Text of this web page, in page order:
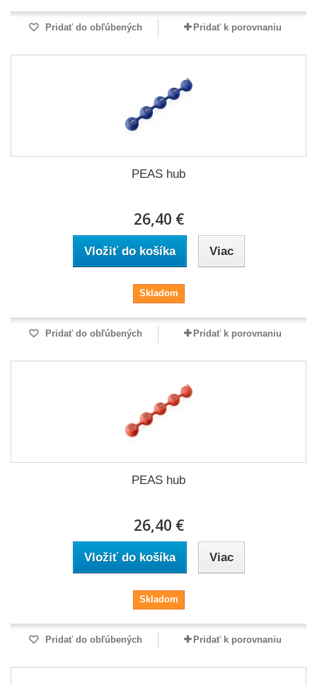
Pridať do obľúbených Pridať k porovnaniu
PEAS hub
26,40 €
Vložiť do košíka Viac
Skladom
Pridať do obľúbených Pridať k porovnaniu
PEAS hub
26,40 €
Vložiť do košíka Viac
Skladom
Pridať do obľúbených Pridať k porovnaniu